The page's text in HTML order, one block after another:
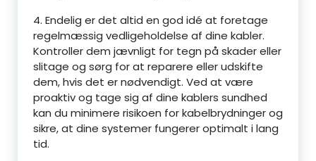
4. Endelig er det altid en god idé at foretage
regelmæssig vedligeholdelse af dine kabler.
Kontroller dem jævnligt for tegn på skader eller
slitage og sørg for at reparere eller udskifte
dem, hvis det er nødvendigt. Ved at være
proaktiv og tage sig af dine kablers sundhed
kan du minimere risikoen for kabelbrydninger og
sikre, at dine systemer fungerer optimalt i lang
tid.